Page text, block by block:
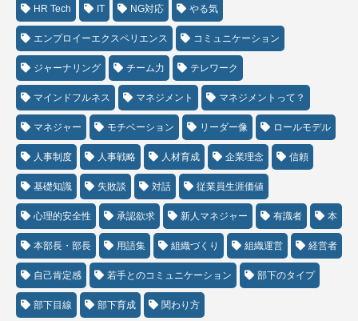
HR Tech IT NG対応 やる気
エンプロイーエクスペリエンス コミュニケーション
ジャーナリング チーム力 テレワーク
マインドフルネス マネジメント マネジメントって？
マネジャー モチベーション リーダー像 ロールモデル
人事制度 人事戦略 人材育成 企業理念 信頼
基礎知識 失敗談 対話 従業員生涯価値
心理的安全性 承認欲求 新人マネジャー 有識者 本
本部長・部長 用語集 組織づくり 組織運営 経営者
自己肯定感 若手とのコミュニケーション 部下のタイプ
部下目線 部下育成 関わり方